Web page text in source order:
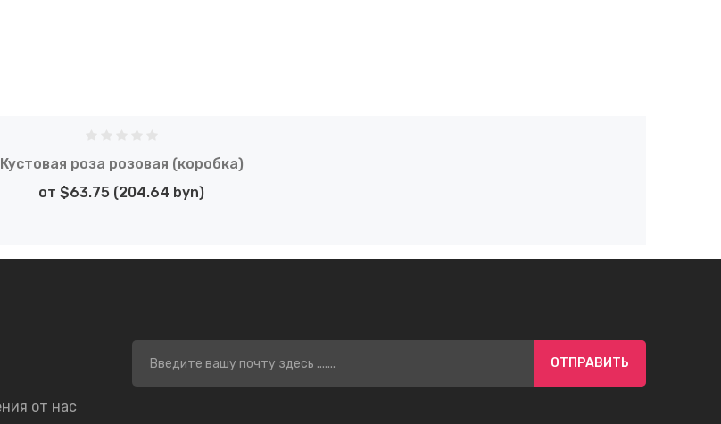
Кустовая роза розовая (коробка)
от $63.75 (204.64 byn)
от нас
ОТПРАВИТЬ